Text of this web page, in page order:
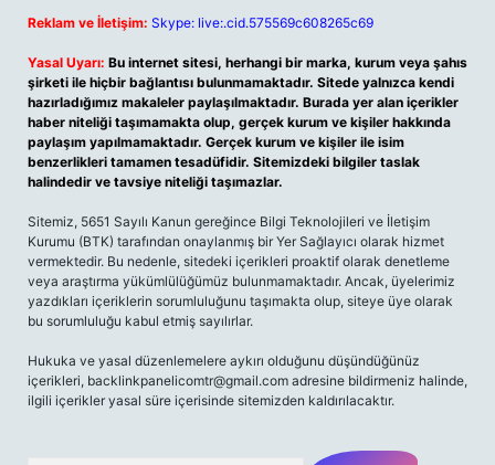
Reklam ve İletişim: Skype: live:.cid.575569c608265c69
Yasal Uyarı: Bu internet sitesi, herhangi bir marka, kurum veya şahıs
şirketi ile hiçbir bağlantısı bulunmamaktadır. Sitede yalnızca kendi
hazırladığımız makaleler paylaşılmaktadır. Burada yer alan içerikler
haber niteliği taşımamakta olup, gerçek kurum ve kişiler hakkında
paylaşım yapılmamaktadır. Gerçek kurum ve kişiler ile isim
benzerlikleri tamamen tesadüfidir. Sitemizdeki bilgiler taslak
halindedir ve tavsiye niteliği taşımazlar.
Sitemiz, 5651 Sayılı Kanun gereğince Bilgi Teknolojileri ve İletişim
Kurumu (BTK) tarafından onaylanmış bir Yer Sağlayıcı olarak hizmet
vermektedir. Bu nedenle, sitedeki içerikleri proaktif olarak denetleme
veya araştırma yükümlülüğümüz bulunmamaktadır. Ancak, üyelerimiz
yazdıkları içeriklerin sorumluluğunu taşımakta olup, siteye üye olarak
bu sorumluluğu kabul etmiş sayılırlar.
Hukuka ve yasal düzenlemelere aykırı olduğunu düşündüğünüz
içerikleri, backlinkpanelicomtr@gmail.com adresine bildirmeniz halinde,
ilgili içerikler yasal süre içerisinde sitemizden kaldırılacaktır.